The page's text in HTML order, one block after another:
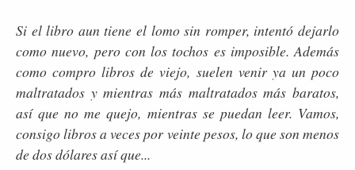
Si el libro aun tiene el lomo sin romper, intentó dejarlo
como nuevo, pero con los tochos es imposible. Además
como compro libros de viejo, suelen venir ya un poco
maltratados y mientras más maltratados más baratos,
así que no me quejo, mientras se puedan leer. Vamos,
consigo libros a veces por veinte pesos, lo que son menos
de dos dólares así que...